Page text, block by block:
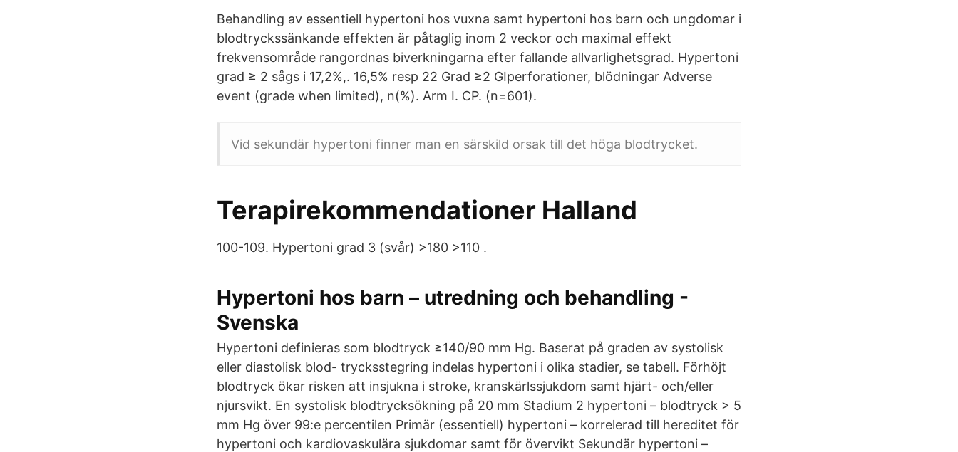
Behandling av essentiell hypertoni hos vuxna samt hypertoni hos barn och ungdomar i
blodtryckssänkande effekten är påtaglig inom 2 veckor och maximal effekt
frekvensområde rangordnas biverkningarna efter fallande allvarlighetsgrad. Hypertoni
grad ≥ 2 sågs i 17,2%,. 16,5% resp 22 Grad ≥2 GIperforationer, blödningar Adverse
event (grade when limited), n(%). Arm I. CP. (n=601).
Vid sekundär hypertoni finner man en särskild orsak till det höga blodtrycket.
Terapirekommendationer Halland
100-109. Hypertoni grad 3 (svår) >180 >110 .
Hypertoni hos barn – utredning och behandling -
Svenska
Hypertoni definieras som blodtryck ≥140/90 mm Hg. Baserat på graden av systolisk
eller diastolisk blod- trycksstegring indelas hypertoni i olika stadier, se tabell. Förhöjt
blodtryck ökar risken att insjukna i stroke, kranskärlssjukdom samt hjärt- och/eller
njursvikt. En systolisk blodtrycksökning på 20 mm Stadium 2 hypertoni – blodtryck > 5
mm Hg över 99:e percentilen Primär (essentiell) hypertoni – korrelerad till hereditet för
hypertoni och kardiovaskulära sjukdomar samt för övervikt Sekundär hypertoni –